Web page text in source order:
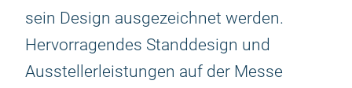
sein Design ausgezeichnet werden.
Hervorragendes Standdesign und
Ausstellerleistungen auf der Messe